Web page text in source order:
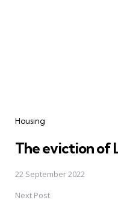
Housing
The eviction of
22 September 2022
Next Post